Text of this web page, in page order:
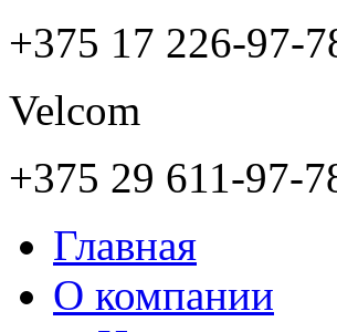
+375 17 226-97-
Velcom
+375 29 611-97-
Главная
О компании